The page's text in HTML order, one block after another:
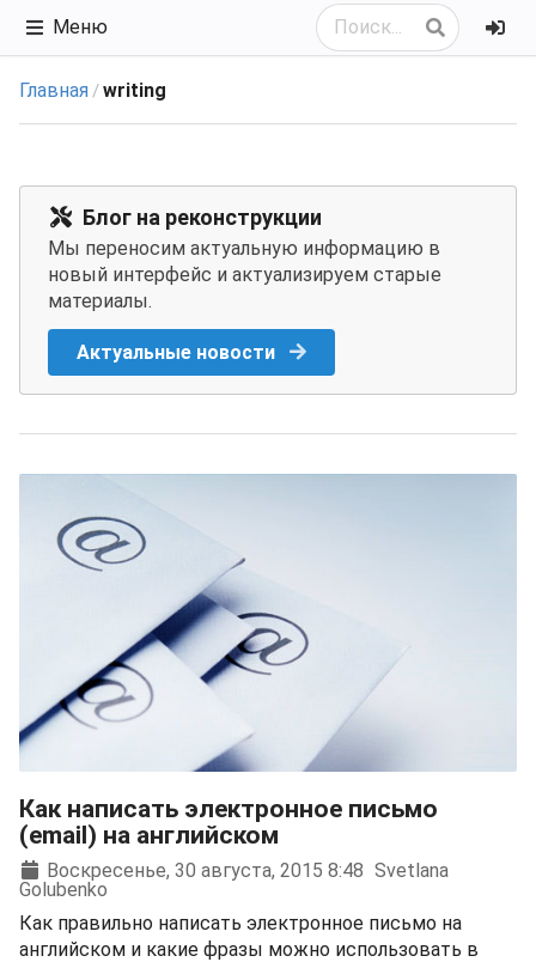
Меню
Главная/writing
Блог на реконструкции
Мы переносим актуальную информацию в
новый интерфейс и актуализируем старые
материалы.
Актуальные новости
Как написать электронное письмо
(email) на английском
Воскресенье, 30 августа, 2015 8:48 Svetlana
Golubenko
Как правильно написать электронное письмо на
английском и какие фразы можно использовать в